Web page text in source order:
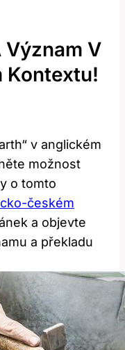
Význam V
Kontextu!
v anglickém
možnost‌
o tomto⁢
českém
a objevte
a překladu